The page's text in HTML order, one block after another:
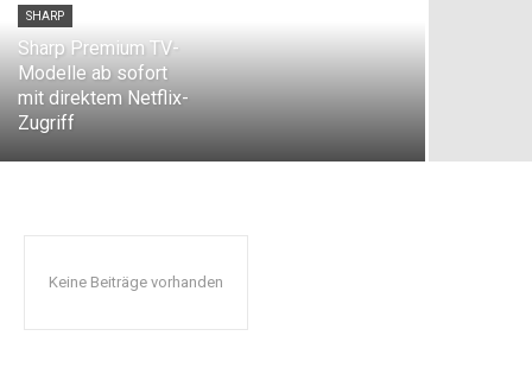
SHARP
Sharp Premium TV-
Modelle ab sofort
mit direktem Netflix-
Zugriff
Keine Beiträge vorhanden